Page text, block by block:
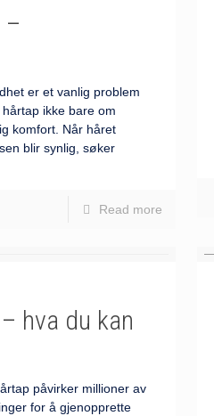
–
er et vanlig problem
ikke bare om
komfort. Når håret
blir synlig, søker
Read more
hva du kan
påvirker millioner av
for å gjenopprette